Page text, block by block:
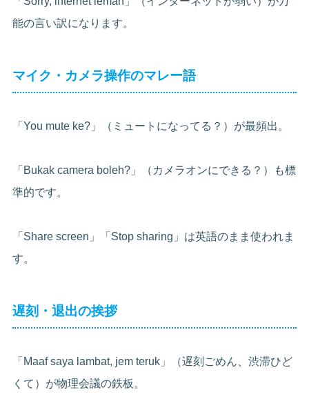
能の言い訳になります。
マイク・カメラ操作のマレー語
「You mute ke?」（ミュートになってる？）が最頻出。
「Bukak camera boleh?」（カメラオンにできる？）も標
準的です。
「Share screen」「Stop sharing」は英語のまま使われま
す。
遅刻・退出の挨拶
「Maaf saya lambat, jem teruk」（遅刻ごめん、渋滞ひど
くて）が物理会議の鉄板。